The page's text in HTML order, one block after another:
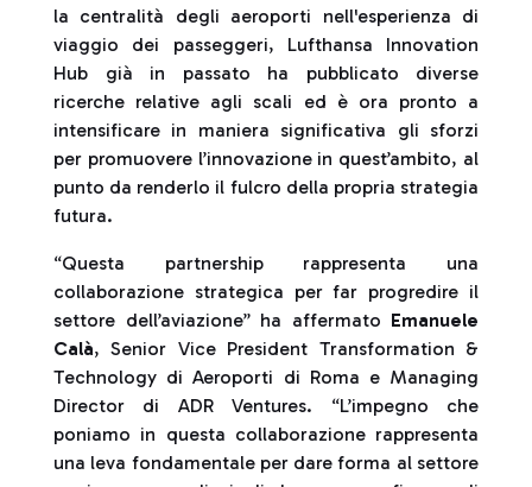
la centralità degli aeroporti nell'esperienza di
viaggio dei passeggeri, Lufthansa Innovation
Hub già in passato ha pubblicato diverse
ricerche relative agli scali ed è ora pronto a
intensificare in maniera significativa gli sforzi
per promuovere l’innovazione in quest’ambito, al
punto da renderlo il fulcro della propria strategia
futura.
“Questa partnership rappresenta una
collaborazione strategica per far progredire il
settore dell’aviazione” ha affermato Emanuele
Calà, Senior Vice President Transformation &
Technology di Aeroporti di Roma e Managing
Director di ADR Ventures. “L’impegno che
poniamo in questa collaborazione rappresenta
una leva fondamentale per dare forma al settore